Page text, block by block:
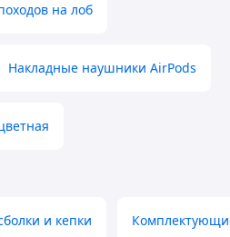
на лоб
Накладные наушники AirPods
и кепки